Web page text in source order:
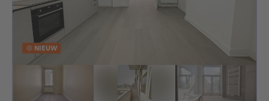
NIEUW